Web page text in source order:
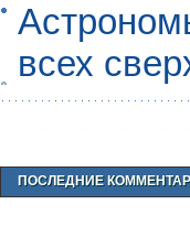
всех
ПОСЛЕДНИЕ